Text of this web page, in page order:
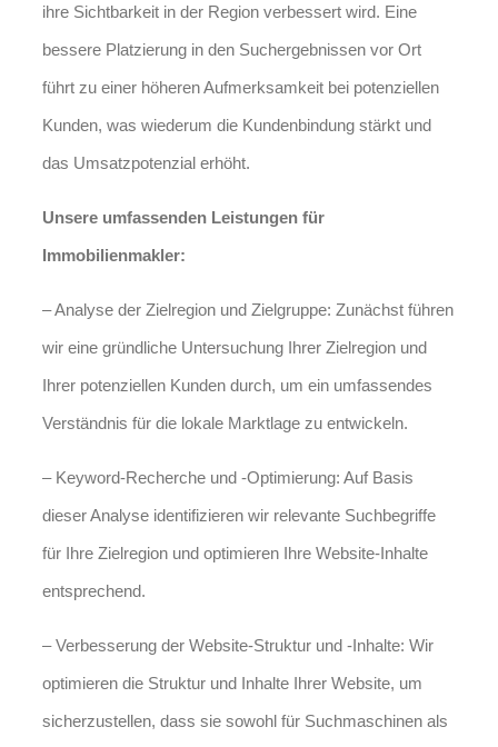
ihre Sichtbarkeit in der Region verbessert wird. Eine
bessere Platzierung in den Suchergebnissen vor Ort
führt zu einer höheren Aufmerksamkeit bei potenziellen
Kunden, was wiederum die Kundenbindung stärkt und
das Umsatzpotenzial erhöht.
Unsere umfassenden Leistungen für
Immobilienmakler:
– Analyse der Zielregion und Zielgruppe: Zunächst führen
wir eine gründliche Untersuchung Ihrer Zielregion und
Ihrer potenziellen Kunden durch, um ein umfassendes
Verständnis für die lokale Marktlage zu entwickeln.
– Keyword-Recherche und -Optimierung: Auf Basis
dieser Analyse identifizieren wir relevante Suchbegriffe
für Ihre Zielregion und optimieren Ihre Website-Inhalte
entsprechend.
– Verbesserung der Website-Struktur und -Inhalte: Wir
optimieren die Struktur und Inhalte Ihrer Website, um
sicherzustellen, dass sie sowohl für Suchmaschinen als